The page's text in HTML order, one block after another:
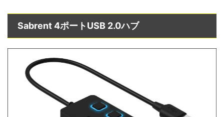
Sabrent 4ポートUSB 2.0ハブ